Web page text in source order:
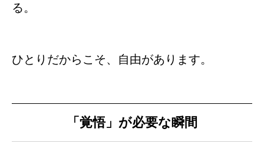
る。
ひとりだからこそ、自由があります。
「覚悟」が必要な瞬間